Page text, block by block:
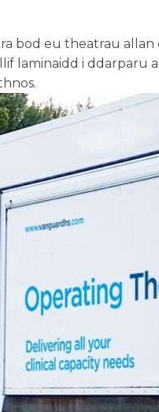
bod eu theatrau allan
laminaidd i ddarparu